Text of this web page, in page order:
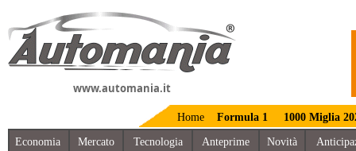
www.automania.it
Home Formula 1 1000 Miglia
Economia Mercato Tecnologia Anteprime Novità